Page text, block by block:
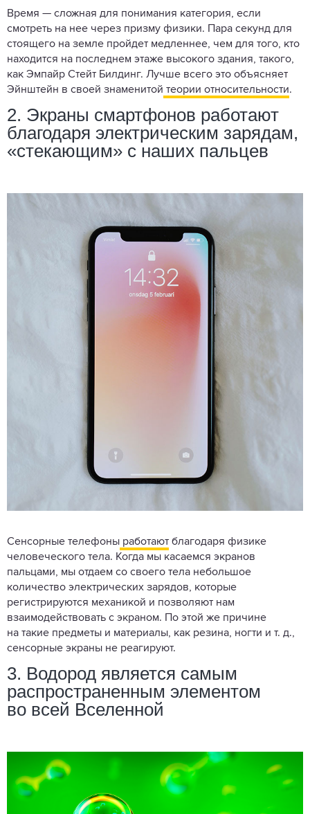
Время — сложная для понимания категория, если
смотреть на нее через призму физики. Пара секунд для
стоящего на земле пройдет медленнее, чем для того, кто
находится на последнем этаже высокого здания, такого,
как Эмпайр Стейт Билдинг. Лучше всего это объясняет
Эйнштейн в своей знаменитой теории относительности.
2. Экраны смартфонов работают
благодаря электрическим зарядам,
«стекающим» с наших пальцев
Сенсорные телефоны работают благодаря физике
человеческого тела. Когда мы касаемся экранов
пальцами, мы отдаем со своего тела небольшое
количество электрических зарядов, которые
регистрируются механикой и позволяют нам
взаимодействовать с экраном. По этой же причине
на такие предметы и материалы, как резина, ногти и т. д.,
сенсорные экраны не реагируют.
3. Водород является самым
распространенным элементом
во всей Вселенной